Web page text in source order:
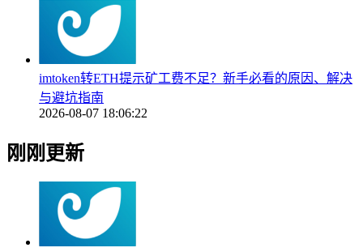
imtoken转ETH提示矿工费不足？新手必看的原因、解决
与避坑指南
2026-08-07 18:06:22
刚刚更新